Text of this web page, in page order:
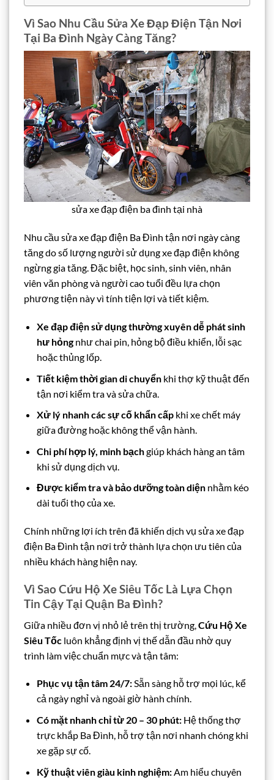
Vì Sao Nhu Cầu Sửa Xe Đạp Điện Tận Nơi
Tại Ba Đình Ngày Càng Tăng?
sửa xe đạp điện ba đình tại nhà
Nhu cầu sửa xe đạp điện Ba Đình tận nơi ngày càng
tăng do số lượng người sử dụng xe đạp điện không
ngừng gia tăng. Đặc biệt, học sinh, sinh viên, nhân
viên văn phòng và người cao tuổi đều lựa chọn
phương tiện này vì tính tiện lợi và tiết kiệm.
Xe đạp điện sử dụng thường xuyên dễ phát sinh
hư hỏngnhư chai pin, hỏng bộ điều khiển, lỗi sạc
hoặc thủng lốp.
Tiết kiệm thời gian di chuyểnkhi thợ kỹ thuật đến
tận nơi kiểm tra và sửa chữa.
Xử lý nhanh các sự cố khẩn cấpkhi xe chết máy
giữa đường hoặc không thể vận hành.
Chi phí hợp lý, minh bạchgiúp khách hàng an tâm
khi sử dụng dịch vụ.
Được kiểm tra và bảo dưỡng toàn diệnnhằm kéo
dài tuổi thọ của xe.
Chính những lợi ích trên đã khiến dịch vụ sửa xe đạp
điện Ba Đình tận nơi trở thành lựa chọn ưu tiên của
nhiều khách hàng hiện nay.
Vì Sao Cứu Hộ Xe Siêu Tốc Là Lựa Chọn
Tin Cậy Tại Quận Ba Đình?
Giữa nhiều đơn vị nhỏ lẻ trên thị trường, Cứu Hộ Xe
Siêu Tốc luôn khẳng định vị thế dẫn đầu nhờ quy
trình làm việc chuẩn mực và tận tâm:
Phục vụ tận tâm 24/7:Sẵn sàng hỗ trợ mọi lúc, kể
cả ngày nghỉ và ngoài giờ hành chính.
Có mặt nhanh chỉ từ 20 – 30 phút:Hệ thống thợ
trực khắp Ba Đình, hỗ trợ tận nơi nhanh chóng khi
xe gặp sự cố.
Kỹ thuật viên giàu kinh nghiệm:Am hiểu chuyên